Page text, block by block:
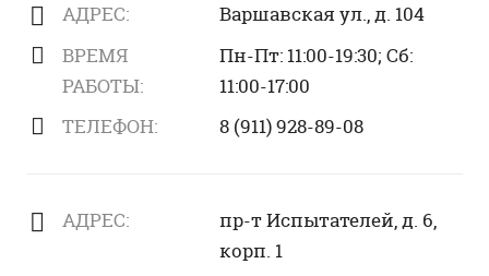
АДРЕС:
Варшавская ул., д. 104
ВРЕМЯ
РАБОТЫ:
Пн-Пт: 11:00-19:30; Сб:
11:00-17:00
ТЕЛЕФОН:
8 (911) 928-89-08
АДРЕС:
пр-т Испытателей, д. 6,
корп. 1